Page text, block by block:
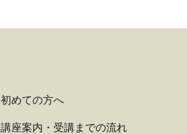
初めての方へ
講座案内・受講までの流れ